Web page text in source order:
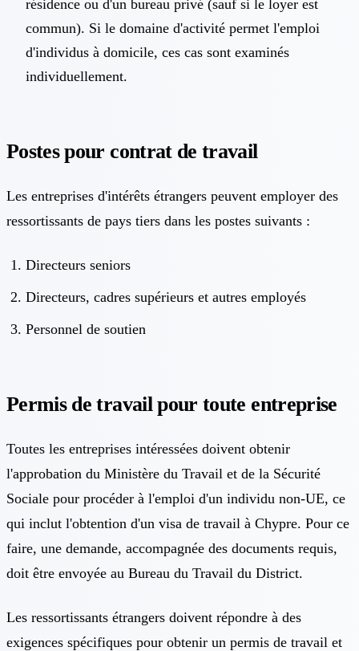
résidence ou d'un bureau privé (sauf si le loyer est
commun). Si le domaine d'activité permet l'emploi
d'individus à domicile, ces cas sont examinés
individuellement.
Postes pour contrat de travail
Les entreprises d'intérêts étrangers peuvent employer des
ressortissants de pays tiers dans les postes suivants :
Directeurs seniors
Directeurs, cadres supérieurs et autres employés
Personnel de soutien
Permis de travail pour toute entreprise
Toutes les entreprises intéressées doivent obtenir
l'approbation du Ministère du Travail et de la Sécurité
Sociale pour procéder à l'emploi d'un individu non-UE, ce
qui inclut l'obtention d'un visa de travail à Chypre. Pour ce
faire, une demande, accompagnée des documents requis,
doit être envoyée au Bureau du Travail du District.
Les ressortissants étrangers doivent répondre à des
exigences spécifiques pour obtenir un permis de travail et